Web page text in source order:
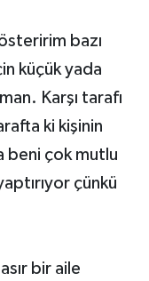
bazı
küçük yada
Karşı tarafı
ki kişinin
beni çok mutlu
çünkü
bir aile